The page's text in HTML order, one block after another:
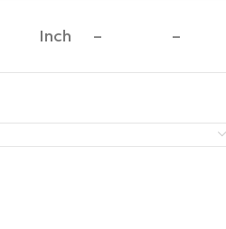
Inch – –